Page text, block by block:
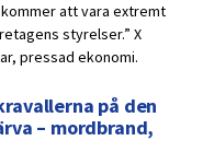
att vara extremt
styrelser.” X
pressad ekonomi.
på den
– mordbrand,